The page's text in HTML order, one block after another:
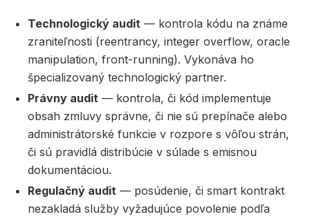
Technologický audit — kontrola kódu na známe
zraniteľnosti (reentrancy, integer overflow, oracle
manipulation, front-running). Vykonáva ho
špecializovaný technologický partner.
Právny audit — kontrola, či kód implementuje
obsah zmluvy správne, či nie sú prepínače alebo
administrátorské funkcie v rozpore s vôľou strán,
či sú pravidlá distribúcie v súlade s emisnou
dokumentáciou.
Regulačný audit — posúdenie, či smart kontrakt
nezakladá služby vyžadujúce povolenie podľa